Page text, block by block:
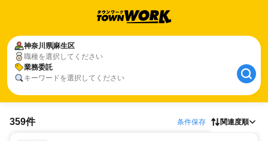
神奈川県麻生区
職種を選択してください
業務委託
キーワードを選択してください
359件 条件保存 関連度順